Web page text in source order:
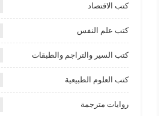
كتب الاقتصاد
كتب علم النفس
كتب السير والتراجم والطبقات
كتب العلوم الطبيعية
روايات مترجمة